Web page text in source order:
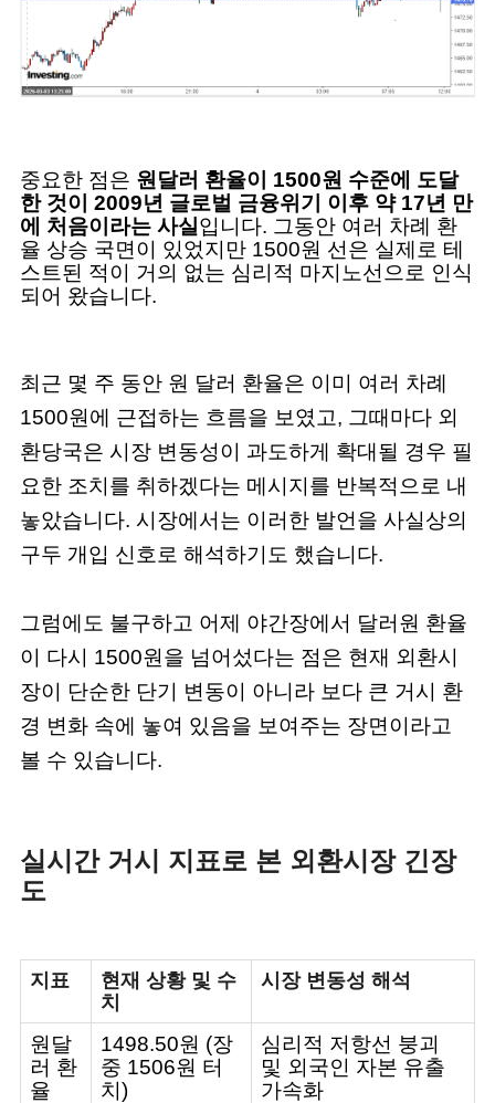
중요한 점은 원달러 환율이 1500원 수준에 도달
한 것이 2009년 글로벌 금융위기 이후 약 17년 만
에 처음이라는 사실 입니다. 그동안 여러 차례 환
율 상승 국면이 있었지만 1500원 선은 실제로 테
스트된 적이 거의 없는 심리적 마지노선으로 인식
되어 왔습니다.
최근 몇 주 동안 원 달러 환율은 이미 여러 차례
1500원에 근접하는 흐름을 보였고, 그때마다 외
환당국은 시장 변동성이 과도하게 확대될 경우 필
요한 조치를 취하겠다는 메시지를 반복적으로 내
놓았습니다. 시장에서는 이러한 발언을 사실상의
구두 개입 신호로 해석하기도 했습니다.
그럼에도 불구하고 어제 야간장에서 달러원 환율
이 다시 1500원을 넘어섰다는 점은 현재 외환시
장이 단순한 단기 변동이 아니라 보다 큰 거시 환
경 변화 속에 놓여 있음을 보여주는 장면이라고
볼 수 있습니다.
실시간 거시 지표로 본 외환시장 긴장
도
지표
현재 상황 및 수
치
시장 변동성 해석
원달
러 환
율
1498.50원 (장
중 1506원 터
치)
심리적 저항선 붕괴
및 외국인 자본 유출
가속화